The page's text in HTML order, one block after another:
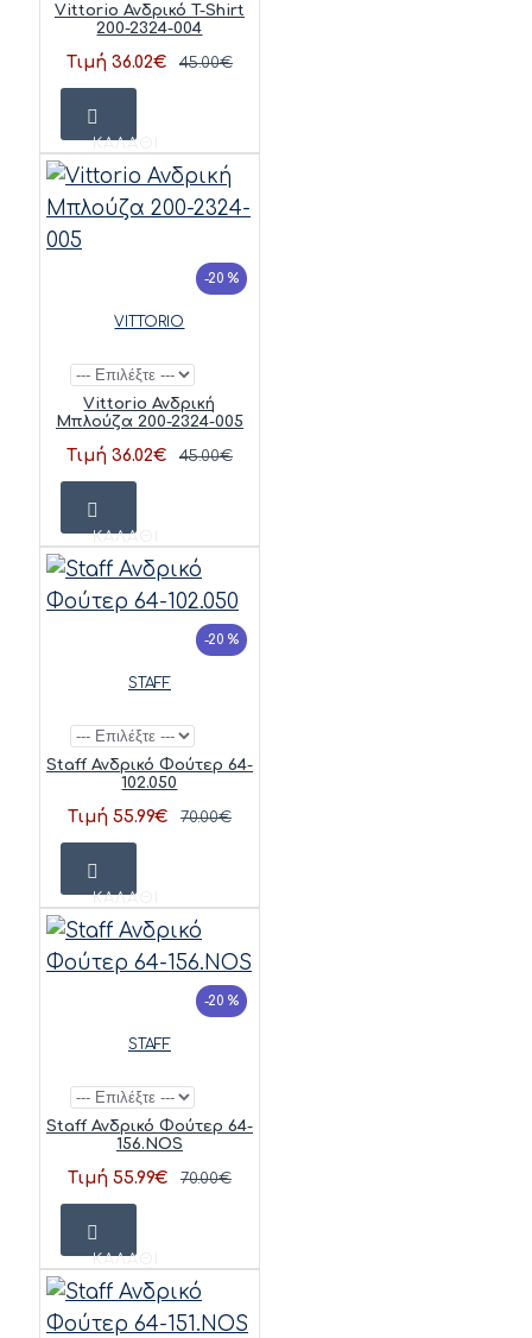
Vittorio Ανδρικό T-Shirt
200-2324-004
Τιμή 36.02€ 45.00€
ΚΑΛΆΘΙ
-20 %
VITTORIO
Vittorio Ανδρική
Μπλούζα 200-2324-005
Τιμή 36.02€ 45.00€
ΚΑΛΆΘΙ
-20 %
STAFF
Staff Ανδρικό Φούτερ 64-
102.050
Τιμή 55.99€ 70.00€
ΚΑΛΆΘΙ
-20 %
STAFF
Staff Ανδρικό Φούτερ 64-
156.NOS
Τιμή 55.99€ 70.00€
ΚΑΛΆΘΙ